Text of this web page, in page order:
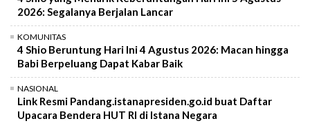
2026: Segalanya Berjalan Lancar
KOMUNITAS
4 Shio Beruntung Hari Ini 4 Agustus 2026: Macan hingga
Babi Berpeluang Dapat Kabar Baik
NASIONAL
Link Resmi Pandang.istanapresiden.go.id buat Daftar
Upacara Bendera HUT RI di Istana Negara